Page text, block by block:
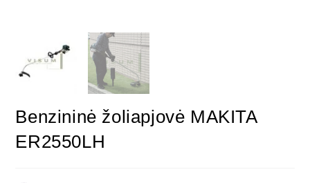
Benzininė žoliapjovė MAKITA
ER2550LH